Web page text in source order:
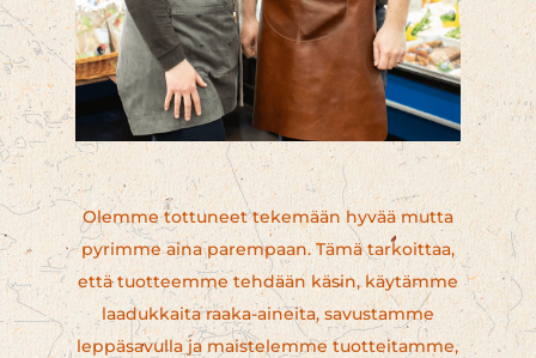
Olemme tottuneet tekemään hyvää mutta
pyrimme aina parempaan. Tämä tarkoittaa,
että tuotteemme tehdään käsin, käytämme
laadukkaita raaka-aineita, savustamme
leppäsavulla ja maistelemme tuotteitamme,